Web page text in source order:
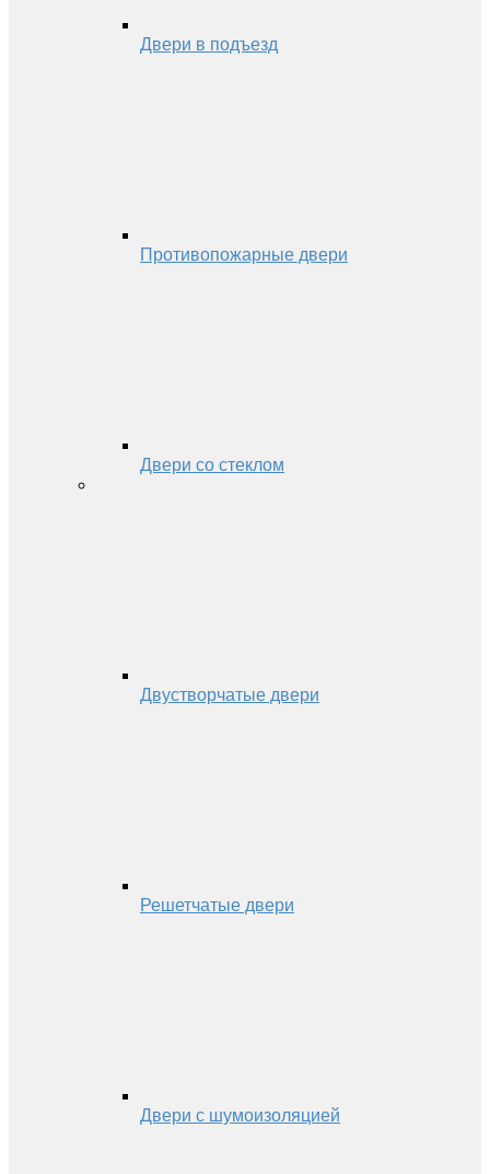
Двери в подъезд
Противопожарные двери
Двери со стеклом
Двустворчатые двери
Решетчатые двери
Двери с шумоизоляцией